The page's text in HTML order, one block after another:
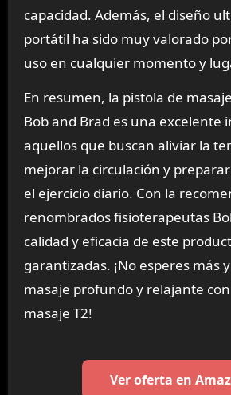
capacidad. Además, el diseño
portátil ha sido muy valorado
uso en cualquier momento y
En resumen, la pistola de
Bob and Brad es una excelente
aquellos que buscan aliviar la
mejorar la circulación y
el ejercicio diario. Con la
renombrados fisioterapeutas
calidad y eficacia de este
garantizadas. ¡No esperes más
masaje profundo y relajante
masaje T2!
Ver oferta en